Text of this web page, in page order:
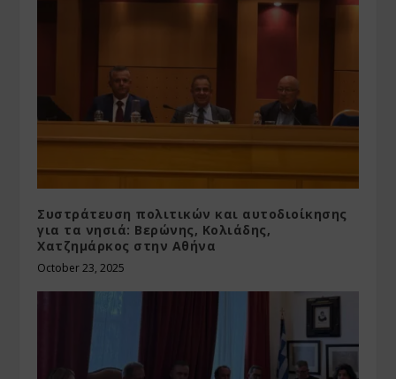
Συστράτευση πολιτικών και αυτοδιοίκησης
για τα νησιά: Βερώνης, Κολιάδης,
Χατζημάρκος στην Αθήνα
October 23, 2025